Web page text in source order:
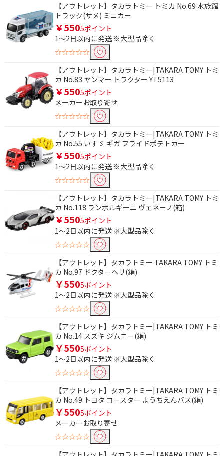
【アウトレット】タカラトミー トミカ No.69 水族館
トラック(サメ) ミニカー
￥5505ポイント
1～2日以内に発送 ※大型品除く
☆☆☆☆☆
【アウトレット】タカラトミー|TAKARA TOMY トミ
カ No.83 ヤンマー トラクター YT5113
￥5505ポイント
メーカーお取り寄せ
☆☆☆☆☆
【アウトレット】タカラトミー|TAKARA TOMY トミ
カ No.55 いすゞ ギガ フライドポテトカー
￥5505ポイント
1～2日以内に発送 ※大型品除く
☆☆☆☆☆
【アウトレット】タカラトミー|TAKARA TOMY トミ
カ No.118 ランボルギーニ ヴェネーノ(箱)
￥5505ポイント
1～2日以内に発送 ※大型品除く
☆☆☆☆☆
【アウトレット】タカラトミー TAKARA TOMY トミ
カ No.97 ドクターヘリ(箱)
￥5505ポイント
1～2日以内に発送 ※大型品除く
☆☆☆☆☆
【アウトレット】タカラトミー|TAKARA TOMY トミ
カ No.14 スズキ ジムニー(箱)
￥5505ポイント
1～2日以内に発送 ※大型品除く
☆☆☆☆☆
【アウトレット】タカラトミー|TAKARA TOMY トミ
カ No.49 トヨタ コースター ようちえんバス(箱)
￥5505ポイント
メーカーお取り寄せ
☆☆☆☆☆